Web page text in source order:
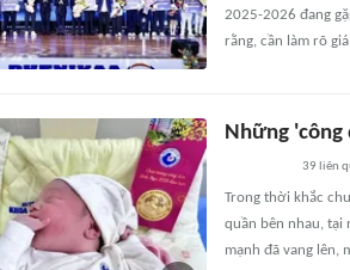
2025-2026 đang
rằng, cần làm rõ
Những
39 liên
Trong thời khắc
quần bên nhau, tại
mạnh đã vang lên,